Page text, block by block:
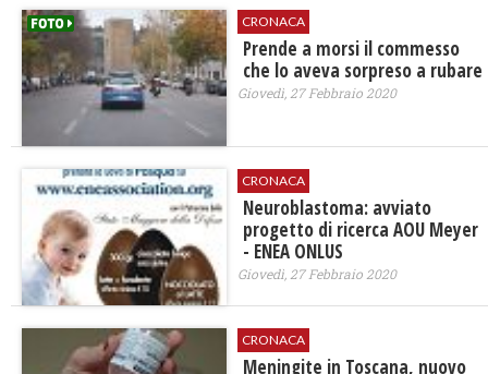
CRONACA
Prende a morsi il commesso
che lo aveva sorpreso a rubare
Giovedì, 27 Febbraio 2020
CRONACA
Neuroblastoma: avviato
progetto di ricerca AOU Meyer
- ENEA ONLUS
Giovedì, 27 Febbraio 2020
CRONACA
Meningite in Toscana, nuovo